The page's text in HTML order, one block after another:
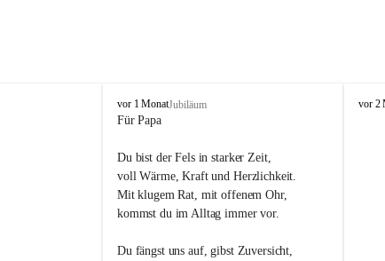
O
s
i
vor 1 MonatJubiläum
Für Papa
Du bist der Fels in starker Zeit,
voll Wärme, Kraft und Herzlichkeit.
Mit klugem Rat, mit offenem Ohr,
kommst du im Alltag immer vor.
Du fängst uns auf, gibst Zuversicht,
O
vor 2